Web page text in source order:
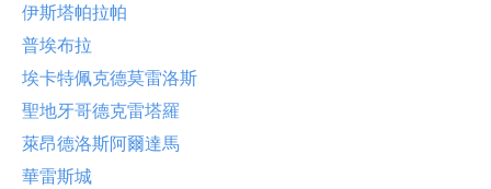
伊斯塔帕拉帕
普埃布拉
埃卡特佩克德莫雷洛斯
聖地牙哥德克雷塔羅
萊昂德洛斯阿爾達馬
華雷斯城